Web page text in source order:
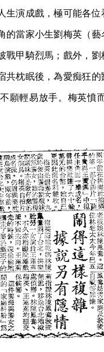
生演成戲，極可能各
的當家小生劉梅英（
戰甲騎烈馬；戲外，
共枕眠後，為愛痴狂
願輕易放手。梅英憤